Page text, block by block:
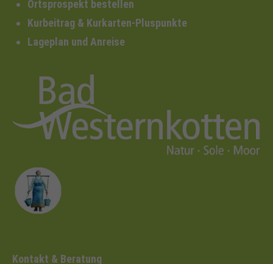
Ortsprospekt bestellen
Kurbeitrag & Kurkarten-Pluspunkte
Lageplan und Anreise
Kontakt & Beratung